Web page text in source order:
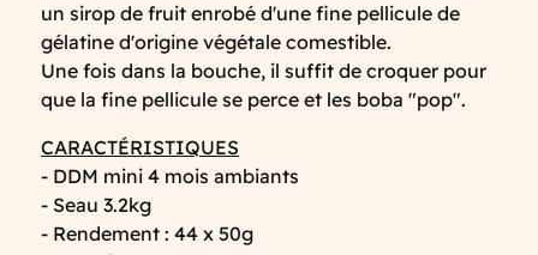
un sirop de fruit enrobé d'une fine pellicule de
gélatine d'origine végétale comestible.
Une fois dans la bouche, il suffit de croquer pour
que la fine pellicule se perce et les boba "pop".
CARACTÉRISTIQUES
- DDM mini 4 mois ambiants
- Seau 3.2kg
- Rendement : 44 x 50g